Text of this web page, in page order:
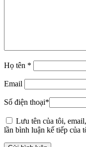
Họ tên *
Email
Số điện thoại*
Lưu tên của tôi,
lần bình luận kế tiếp của